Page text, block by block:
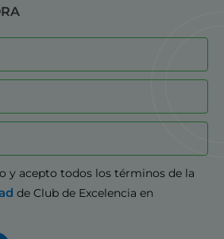
y acepto todos los términos de la
de Club de Excelencia en